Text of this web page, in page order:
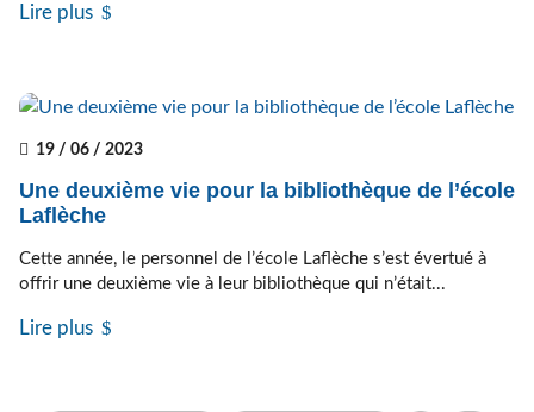
Lire plus
19 / 06 / 2023
Une deuxième vie pour la bibliothèque de l’école
Laflèche
Cette année, le personnel de l’école Laflèche s’est évertué à
offrir une deuxième vie à leur bibliothèque qui n’était...
Lire plus